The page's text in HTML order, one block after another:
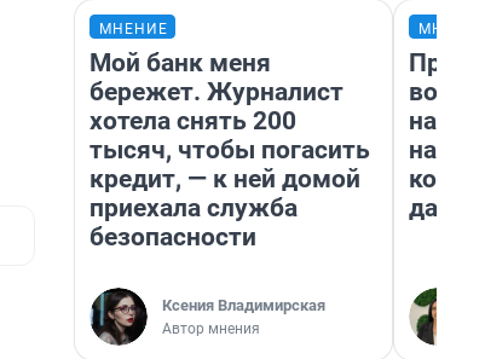
МНЕНИЕ
Мой банк меня
бережет. Журналист
хотела снять 200
тысяч, чтобы погасить
кредит, — к ней домой
приехала служба
безопасности
Ксения Владимирская
Автор мнения
нам
даже